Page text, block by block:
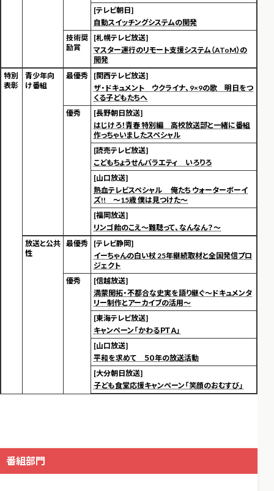
[テレビ朝日]
自動スイッチングシステムの開発
技術奨
励賞
[札幌テレビ放送]
マスター運行のリモート支援システム（AToM）の
開発
特別
表彰
青少年向
け番組
最優秀
[関西テレビ放送]
ザ・ドキュメント ウクライナ、9×9の歌 明日をつ
くる子どもたちへ
優秀
[長野朝日放送]
はじけろ！青春 特別編 高校放送部と一緒に番組
作っちゃいましたスペシャル
[読売テレビ放送]
こどもちょうせんバラエティ いろりろ
[山口放送]
熱血テレビスペシャル 俺たち ウォーターボーイ
ズ!! ～15歳 僕は見つけた～
[福岡放送]
リンゴ飴のこえ～難聴って、なんなん？～
放送と公共
性
最優秀
[テレビ静岡]
イーちゃんの白い杖 25年継続取材と全国発信プロ
ジェクト
優秀
[信越放送]
満蒙開拓・不都合な史実を語り継ぐ～ドキュメンタ
リー制作とアーカイブの活用～
[東海テレビ放送]
キャンペーン「かわるＰＴＡ」
[山口放送]
平和を求めて ５０年の放送活動
[大分朝日放送]
子ども食堂応援キャンペーン「笑顔のおむすび」
番組部門